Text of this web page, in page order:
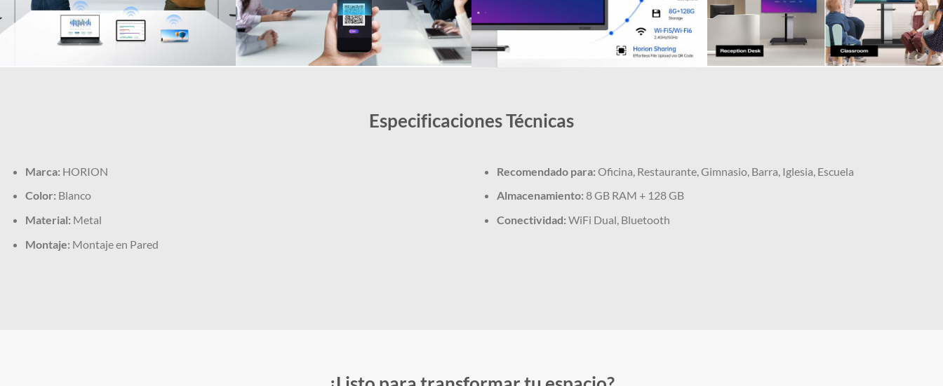
Especificaciones Técnicas
Marca: HORION
Color: Blanco
Material: Metal
Montaje: Montaje en Pared
Recomendado para: Oficina, Restaurante, Gimnasio, Barra, Iglesia, Escuela
Almacenamiento: 8 GB RAM + 128 GB
Conectividad: WiFi Dual, Bluetooth